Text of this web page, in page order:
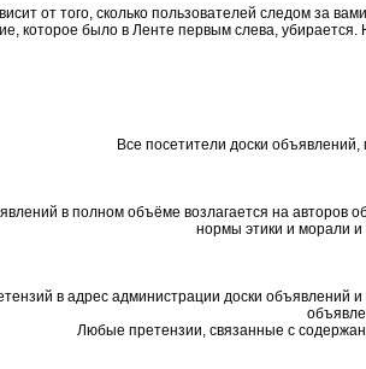
от того, сколько пользователей следом за
которое было в Ленте первым слева,
Все посетители доски
в полном объёме возлагается на
нормы этики и морали
в адрес администрации доски
Любые претензии, связанные с